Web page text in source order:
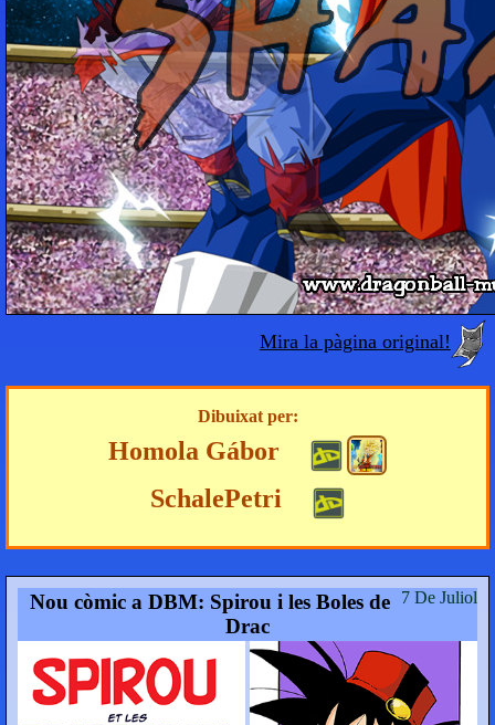
Mira la pàgina original!
Dibuixat per:
Homola Gábor
SchalePetri
7 De Juliol
Nou còmic a DBM: Spirou i les Boles de
Drac